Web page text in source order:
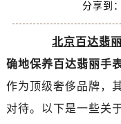
分享到
北京百达翡
确地保养百达翡丽手
作为顶级奢侈品牌，
对待。以下是一些关